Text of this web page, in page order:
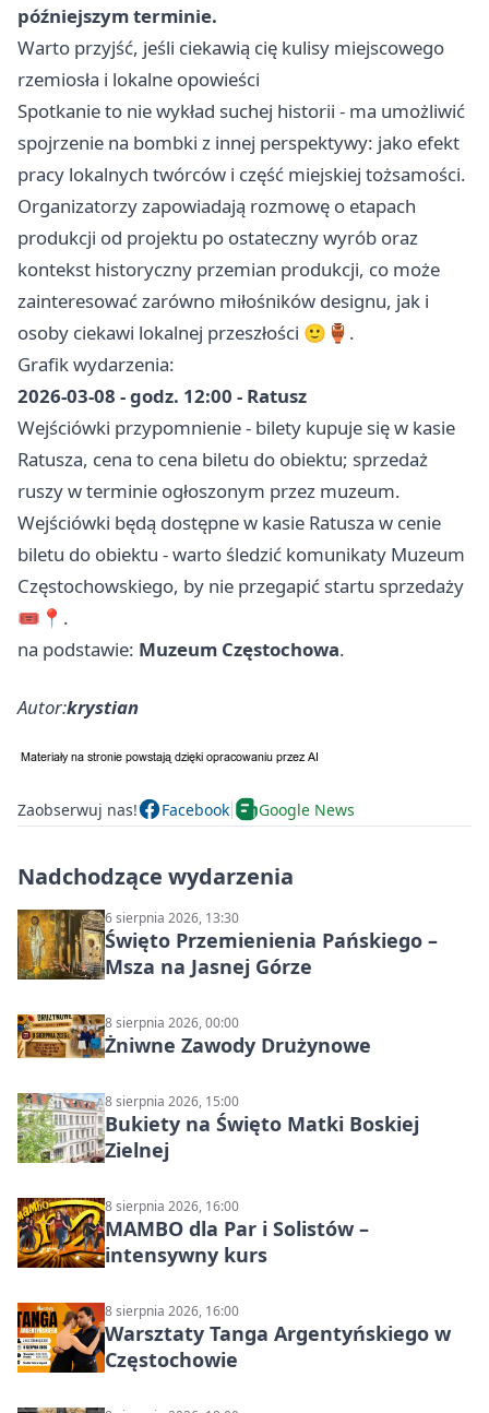
późniejszym terminie.
Warto przyjść, jeśli ciekawią cię kulisy miejscowego
rzemiosła i lokalne opowieści
Spotkanie to nie wykład suchej historii - ma umożliwić
spojrzenie na bombki z innej perspektywy: jako efekt
pracy lokalnych twórców i część miejskiej tożsamości.
Organizatorzy zapowiadają rozmowę o etapach
produkcji od projektu po ostateczny wyrób oraz
kontekst historyczny przemian produkcji, co może
zainteresować zarówno miłośników designu, jak i
osoby ciekawi lokalnej przeszłości 🙂🏺.
Grafik wydarzenia:
2026-03-08 - godz. 12:00 - Ratusz
Wejściówki przypomnienie - bilety kupuje się w kasie
Ratusza, cena to cena biletu do obiektu; sprzedaż
ruszy w terminie ogłoszonym przez muzeum.
Wejściówki będą dostępne w kasie Ratusza w cenie
biletu do obiektu - warto śledzić komunikaty Muzeum
Częstochowskiego, by nie przegapić startu sprzedaży
🎟️📍.
na podstawie: Muzeum Częstochowa.
Autor:krystian
Zaobserwuj nas! Facebook Google News
Nadchodzące wydarzenia
6 sierpnia 2026, 13:30
Święto Przemienienia Pańskiego –
Msza na Jasnej Górze
8 sierpnia 2026, 00:00
Żniwne Zawody Drużynowe
8 sierpnia 2026, 15:00
Bukiety na Święto Matki Boskiej
Zielnej
8 sierpnia 2026, 16:00
MAMBO dla Par i Solistów –
intensywny kurs
8 sierpnia 2026, 16:00
Warsztaty Tanga Argentyńskiego w
Częstochowie